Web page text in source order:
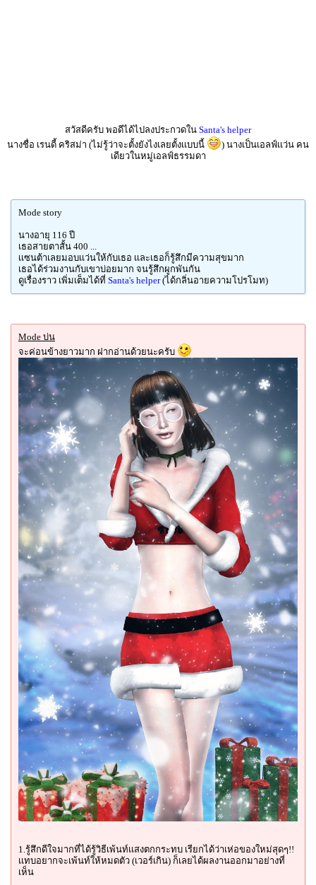
สวัสดีครับ พอดีได้ไปลงประกวดใน Santa's helper
นางชื่อ เรนดี้ คริสม่า (ไม่รู้ว่าจะตั้งยังไงเลยตั้งเเบบนี้
) นางเป็นเอลฟ์เเว่น คน
เดียวในหมู่เอลฟ์ธรรมดา
Mode story
นางอายุ 116 ปี
เธอสายตาสั้น 400 ...
เเซนต้าเลยมอบเเว่นให้กับเธอ เเละเธอก็รู้สึกมีความสุขมาก
เธอได้ร่วมงานกับเขาบ่อยมาก จนรู้สึกผูกพันกัน
ดูเรื่องราว เพิ่มเต็มได้ที่ Santa's helper(ได้กลิ่นอายความโปรโมท)
Mode บ่น
จะค่อนข้างยาวมาก ฝากอ่านด้วยนะครับ
1.รู้สึกดีใจมากที่ได้รู้วิธีเพ้นท์เเสงตกกระทบ เรียกได้ว่าเห่อของใหม่สุดๆ!!
เเทบอยากจะเพ้นท์ให้หมดตัว (เวอร์เกิน) ก็เลยได้ผลงานออกมาอย่างที่
เห็น